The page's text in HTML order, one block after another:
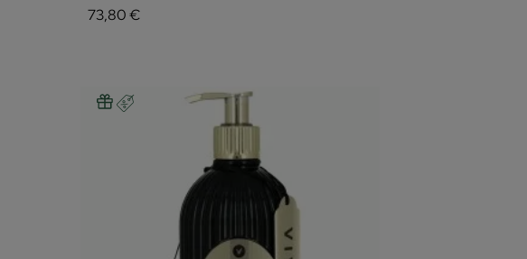
73,80 €